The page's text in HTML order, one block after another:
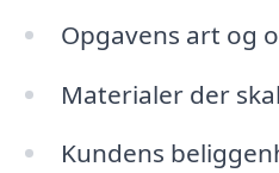
Opgavens art og
Materialer der
Kundens